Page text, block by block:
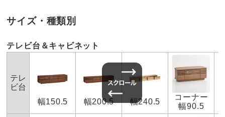
※大型商品につき、搬入経路のご確認をお願いします。
お部屋に入らず吊り上げをする場合、別途以下の作業代金がかか
代金よりも高くなる場合があります。
＜作業代金の目安＞
機械使用 38,500円～
お支払い方法 送料について 大型商品の搬入について
したところ電波が繋がりにくいです、引き出し開けて電
作って下さると良いですね
商品担当者より
サイズ・種類別
テレビ台＆キャビネット
テレ
ビ台
幅150.5
幅200.5 幅240.5
コーナー
幅90.5